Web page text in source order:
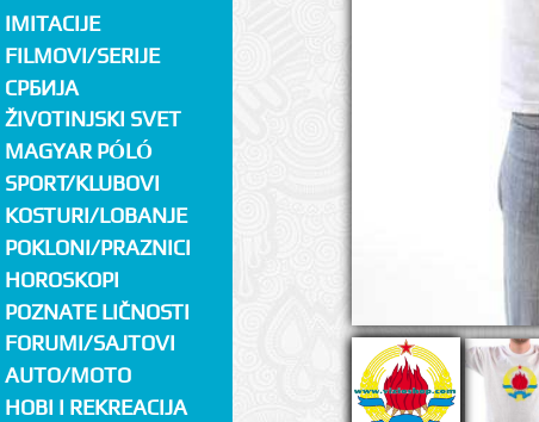
IMITACIJE
FILMOVI/SERIJE
СРБИЈА
ŽIVOTINJSKI SVET
MAGYAR PÓLÓ
SPORT/KLUBOVI
KOSTURI/LOBANJE
POKLONI/PRAZNICI
HOROSKOPI
POZNATE LIČNOSTI
FORUMI/SAJTOVI
AUTO/MOTO
HOBI I REKREACIJA